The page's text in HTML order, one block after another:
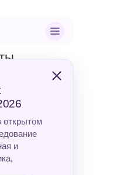
открытом
и
в Telegram-
36